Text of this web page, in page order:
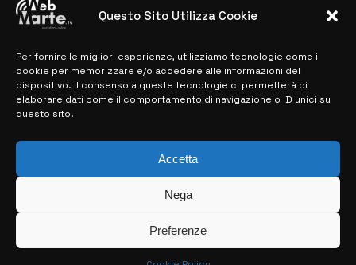
Questo Sito Utilizza Cookie
Per fornire le migliori esperienze, utilizziamo tecnologie come i
cookie per memorizzare e/o accedere alle informazioni del
dispositivo. Il consenso a queste tecnologie ci permetterà di
elaborare dati come il comportamento di navigazione o ID unici su
questo sito.
Accetta
Nega
Preferenze
MAPPA DEL SITO
> NOTIZIE